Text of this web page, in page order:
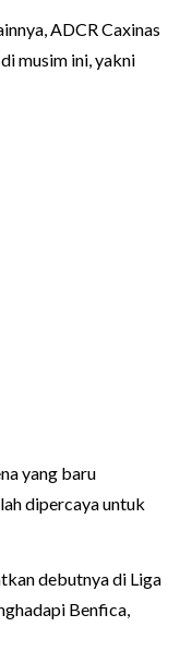
ADCR Caxinas
musim ini, yakni
yang baru
dipercaya untuk
debutnya di Liga
Benfica,